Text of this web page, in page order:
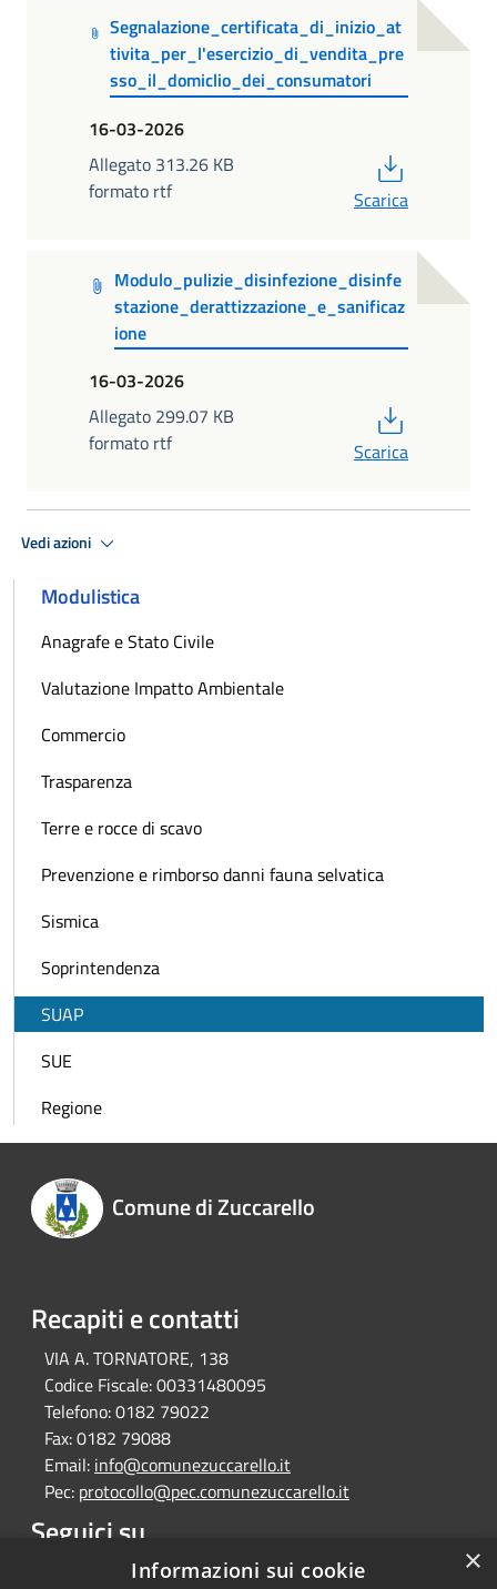
Segnalazione_certificata_di_inizio_at
tivita_per_l'esercizio_di_vendita_pre
sso_il_domiclio_dei_consumatori
16-03-2026
Allegato 313.26 KB
formato rtf
Scarica
Modulo_pulizie_disinfezione_disinfe
stazione_derattizzazione_e_sanificaz
ione
16-03-2026
Allegato 299.07 KB
formato rtf
Scarica
Vedi azioni
Modulistica
Anagrafe e Stato Civile
Valutazione Impatto Ambientale
Commercio
Trasparenza
Terre e rocce di scavo
Prevenzione e rimborso danni fauna selvatica
Sismica
Soprintendenza
SUAP
SUE
Regione
Comune di Zuccarello
Recapiti e contatti
VIA A. TORNATORE, 138
Codice Fiscale:00331480095
Telefono:0182 79022
Fax:0182 79088
Email: info@comunezuccarello.it
Pec: protocollo@pec.comunezuccarello.it
Seguici su
Facebook ×
Informazioni sui cookie